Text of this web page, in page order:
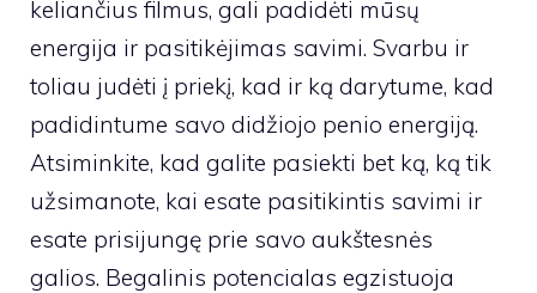
keliančius filmus, gali padidėti mūsų
energija ir pasitikėjimas savimi. Svarbu ir
toliau judėti į priekį, kad ir ką darytume, kad
padidintume savo didžiojo penio energiją.
Atsiminkite, kad galite pasiekti bet ką, ką tik
užsimanote, kai esate pasitikintis savimi ir
esate prisijungę prie savo aukštesnės
galios. Begalinis potencialas egzistuoja